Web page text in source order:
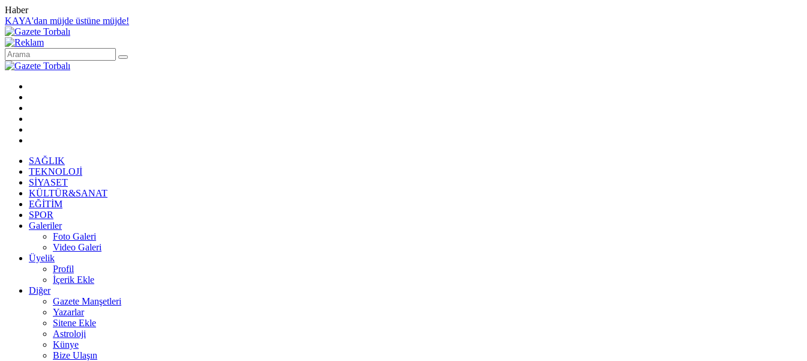
Haber
KAYA'dan müjde üstüne müjde!
SAĞLIK
TEKNOLOJİ
SİYASET
KÜLTÜR&SANAT
EĞİTİM
SPOR
Galeriler
Foto Galeri
Video Galeri
Üyelik
Profil
İçerik Ekle
Diğer
Gazete Manşetleri
Yazarlar
Sitene Ekle
Astroloji
Künye
Bize Ulaşın